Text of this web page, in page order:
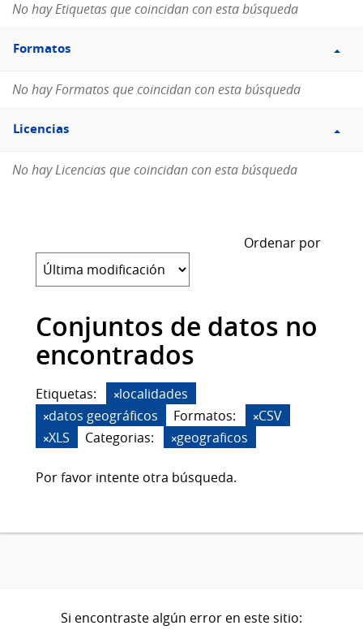
No hay Etiquetas que coincidan con esta búsqueda
Filtro
Formatos
Formatos
No hay Formatos que coincidan con esta búsqueda
Filtro
Licencias
Licencias
No hay Licencias que coincidan con esta búsqueda
Ordenar por
Conjuntos de datos no
encontrados
Etiquetas:
localidades
datos geográficos
Formatos:
CSV
XLS
Categorias: geograficos
Por favor intente otra búsqueda.
Si encontraste algún error en este sitio: